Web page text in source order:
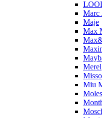
Marc
Maje
Max
Merel
Miu